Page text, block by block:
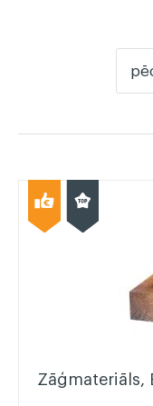
Zāģmateriāls,